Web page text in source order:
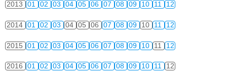
2013 01 02 03 04 05 06 07 08 09 10 11 12
2014 01 02 03 04 05 06 07 08 09 10 11 12
2015 01 02 03 04 05 06 07 08 09 10 11 12
2016 01 02 03 04 05 06 07 08 09 10 11 12